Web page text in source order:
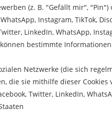
(z. B. "Gefällt mir",
Instagram, TikTok,
LinkedIn, WhatsApp,
bestimmte
Netzwerke (die sich
die sie mithilfe dieser
Twitter, LinkedIn,